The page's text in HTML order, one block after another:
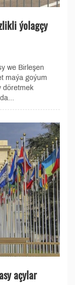
ýolagçy
we Birleşen
maýa goýum
döretmek
açylar